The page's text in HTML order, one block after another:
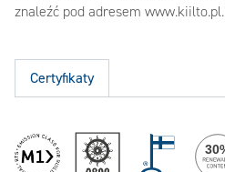
znaleźć pod adresem www.kiilto.pl.
Certyfikaty